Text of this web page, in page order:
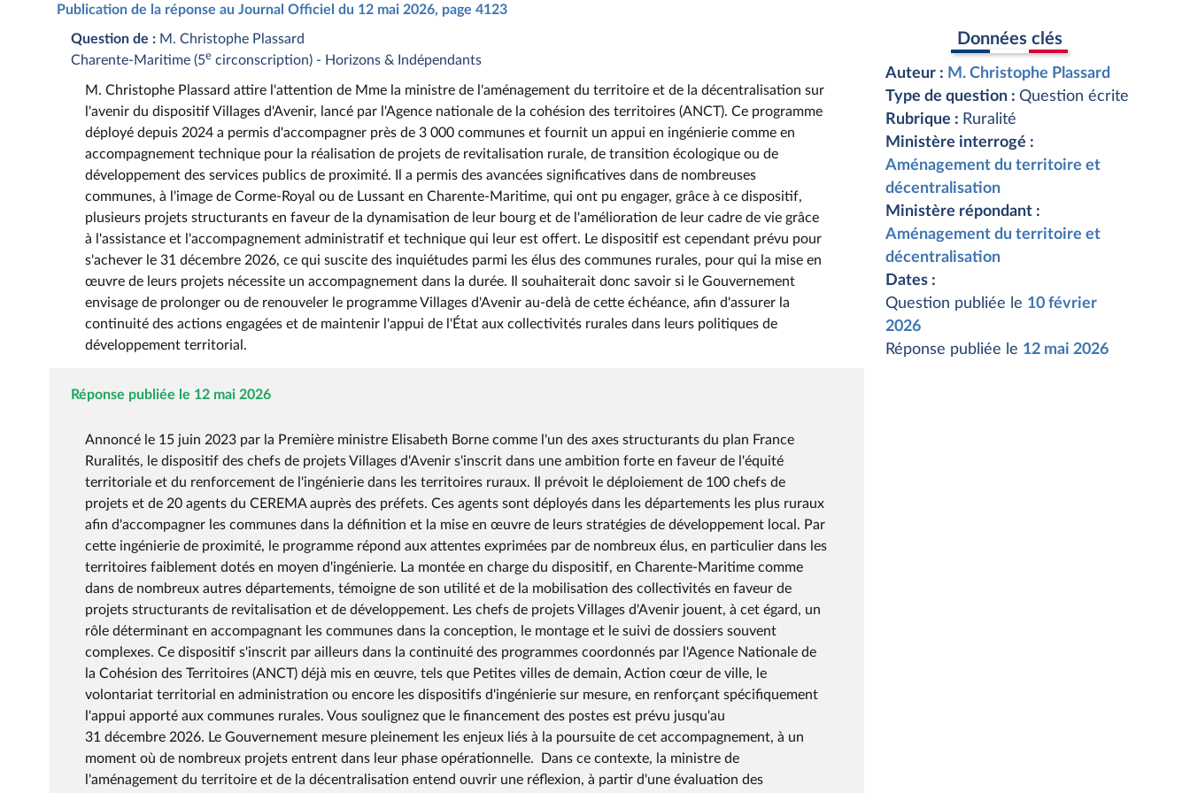
Publication de la réponse au Journal Officiel du 12 mai 2026, page 4123
Question de : M. Christophe Plassard
Charente-Maritime (5e circonscription) - Horizons & Indépendants
M. Christophe Plassard attire l'attention de Mme la ministre de l'aménagement du territoire et de la décentralisation sur
l'avenir du dispositif Villages d'Avenir, lancé par l'Agence nationale de la cohésion des territoires (ANCT). Ce programme
déployé depuis 2024 a permis d'accompagner près de 3 000 communes et fournit un appui en ingénierie comme en
accompagnement technique pour la réalisation de projets de revitalisation rurale, de transition écologique ou de
développement des services publics de proximité. Il a permis des avancées significatives dans de nombreuses
communes, à l'image de Corme-Royal ou de Lussant en Charente-Maritime, qui ont pu engager, grâce à ce dispositif,
plusieurs projets structurants en faveur de la dynamisation de leur bourg et de l'amélioration de leur cadre de vie grâce
à l'assistance et l'accompagnement administratif et technique qui leur est offert. Le dispositif est cependant prévu pour
s'achever le 31 décembre 2026, ce qui suscite des inquiétudes parmi les élus des communes rurales, pour qui la mise en
œuvre de leurs projets nécessite un accompagnement dans la durée. Il souhaiterait donc savoir si le Gouvernement
envisage de prolonger ou de renouveler le programme Villages d'Avenir au-delà de cette échéance, afin d'assurer la
continuité des actions engagées et de maintenir l'appui de l'État aux collectivités rurales dans leurs politiques de
développement territorial.
Réponse publiée le 12 mai 2026
Annoncé le 15 juin 2023 par la Première ministre Elisabeth Borne comme l'un des axes structurants du plan France
Ruralités, le dispositif des chefs de projets Villages d'Avenir s'inscrit dans une ambition forte en faveur de l'équité
territoriale et du renforcement de l'ingénierie dans les territoires ruraux. Il prévoit le déploiement de 100 chefs de
projets et de 20 agents du CEREMA auprès des préfets. Ces agents sont déployés dans les départements les plus ruraux
afin d'accompagner les communes dans la définition et la mise en œuvre de leurs stratégies de développement local. Par
cette ingénierie de proximité, le programme répond aux attentes exprimées par de nombreux élus, en particulier dans les
territoires faiblement dotés en moyen d'ingénierie. La montée en charge du dispositif, en Charente-Maritime comme
dans de nombreux autres départements, témoigne de son utilité et de la mobilisation des collectivités en faveur de
projets structurants de revitalisation et de développement. Les chefs de projets Villages d'Avenir jouent, à cet égard, un
rôle déterminant en accompagnant les communes dans la conception, le montage et le suivi de dossiers souvent
complexes. Ce dispositif s'inscrit par ailleurs dans la continuité des programmes coordonnés par l'Agence Nationale de
la Cohésion des Territoires (ANCT) déjà mis en œuvre, tels que Petites villes de demain, Action cœur de ville, le
volontariat territorial en administration ou encore les dispositifs d'ingénierie sur mesure, en renforçant spécifiquement
l'appui apporté aux communes rurales. Vous soulignez que le financement des postes est prévu jusqu'au
31 décembre 2026. Le Gouvernement mesure pleinement les enjeux liés à la poursuite de cet accompagnement, à un
moment où de nombreux projets entrent dans leur phase opérationnelle. Dans ce contexte, la ministre de
l'aménagement du territoire et de la décentralisation entend ouvrir une réflexion, à partir d'une évaluation des
Données clés
Auteur : M. Christophe Plassard
Type de question : Question écrite
Rubrique : Ruralité
Ministère interrogé :
Aménagement du territoire et
décentralisation
Ministère répondant :
Aménagement du territoire et
décentralisation
Dates :
Question publiée le 10 février
2026
Réponse publiée le 12 mai 2026